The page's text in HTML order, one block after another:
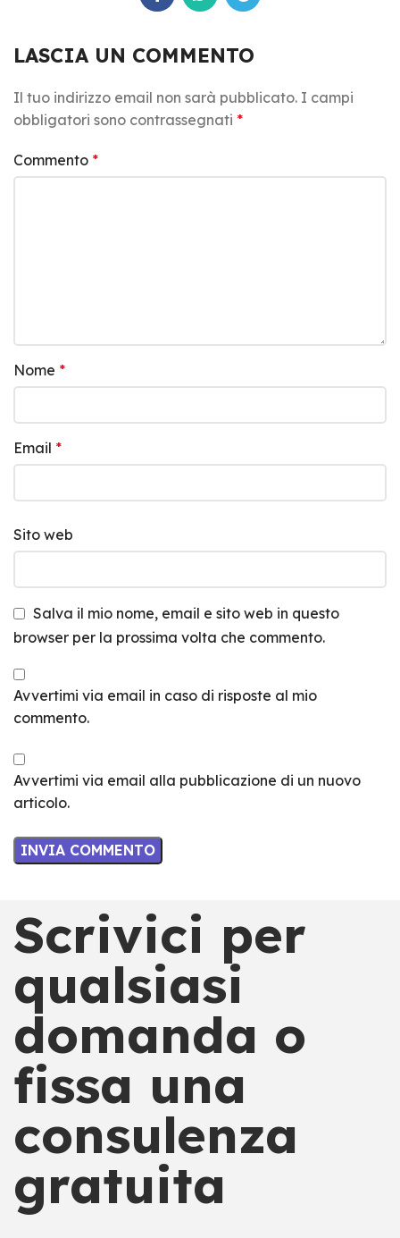
LASCIA UN COMMENTO
Il tuo indirizzo email non sarà pubblicato. I campi
obbligatori sono contrassegnati *
Commento *
Nome *
Email *
Sito web
Salva il mio nome, email e sito web in questo
browser per la prossima volta che commento.
Avvertimi via email in caso di risposte al mio
commento.
Avvertimi via email alla pubblicazione di un nuovo
articolo.
Scrivici per
qualsiasi
domanda o
fissa una
consulenza
gratuita